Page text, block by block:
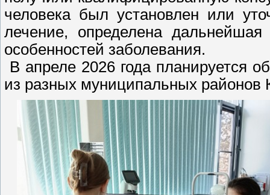
человека был установлен или
лечение, определена
особенностей заболевания.
В апреле 2026 года планируется
из разных муниципальных районов